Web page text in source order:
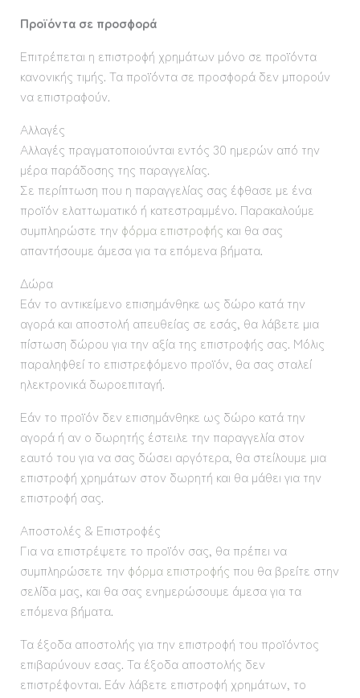
Προϊόντα σε προσφορά
Επιτρέπεται η επιστροφή χρημάτων μόνο σε προϊόντα
κανονικής τιμής. Τα προϊόντα σε προσφορά δεν μπορούν
να επιστραφούν.
Αλλαγές
Αλλαγές πραγματοποιούνται εντός 30 ημερών από την
μέρα παράδοσης της παραγγελίας.
Σε περίπτωση που η παραγγελίας σας έφθασε με ένα
προϊόν ελαττωματικό ή κατεστραμμένο. Παρακαλούμε
συμπληρώστε την φόρμα επιστροφής και θα σας
απαντήσουμε άμεσα για τα επόμενα βήματα.
Δώρα
Εάν το αντικείμενο επισημάνθηκε ως δώρο κατά την
αγορά και αποστολή απευθείας σε εσάς, θα λάβετε μια
πίστωση δώρου για την αξία της επιστροφής σας. Μόλις
παραληφθεί το επιστρεφόμενο προϊόν, θα σας σταλεί
ηλεκτρονικά δωροεπιταγή.
Εάν το προϊόν δεν επισημάνθηκε ως δώρο κατά την
αγορά ή αν ο δωρητής έστειλε την παραγγελία στον
εαυτό του για να σας δώσει αργότερα, θα στείλουμε μια
επιστροφή χρημάτων στον δωρητή και θα μάθει για την
επιστροφή σας.
Αποστολές & Επιστροφές
Για να επιστρέψετε το προϊόν σας, θα πρέπει να
συμπληρώσετε την φόρμα επιστροφής που θα βρείτε στην
σελίδα μας, και θα σας ενημερώσουμε άμεσα για τα
επόμενα βήματα.
Τα έξοδα αποστολής για την επιστροφή του προϊόντος
επιβαρύνουν εσας. Τα έξοδα αποστολής δεν
επιστρέφονται. Εάν λάβετε επιστροφή χρημάτων, το